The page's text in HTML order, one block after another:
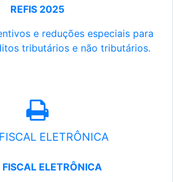
REFIS 2025
e reduções especiais para
tributários e não tributários.
ELETRÔNICA
ELETRÔNICA